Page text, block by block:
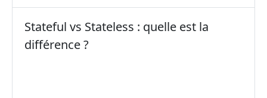
Stateful vs Stateless : quelle est la
différence ?